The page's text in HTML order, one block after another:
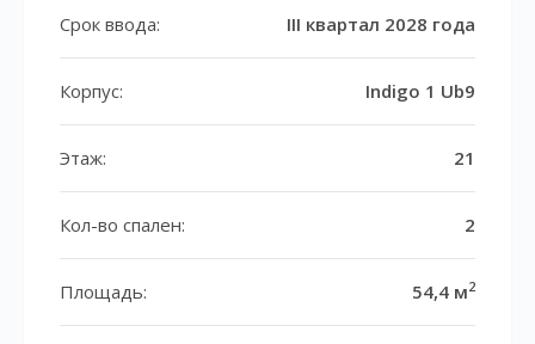
Срок ввода: III квартал 2028 года
Корпус: Indigo 1 Ub9
Этаж: 21
Кол-во спален: 2
Площадь: 54,4 м2